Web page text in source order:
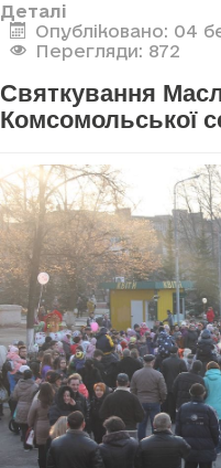
Деталі
Опубліковано: 04
Перегляди: 872
Святкування
Комсомольської